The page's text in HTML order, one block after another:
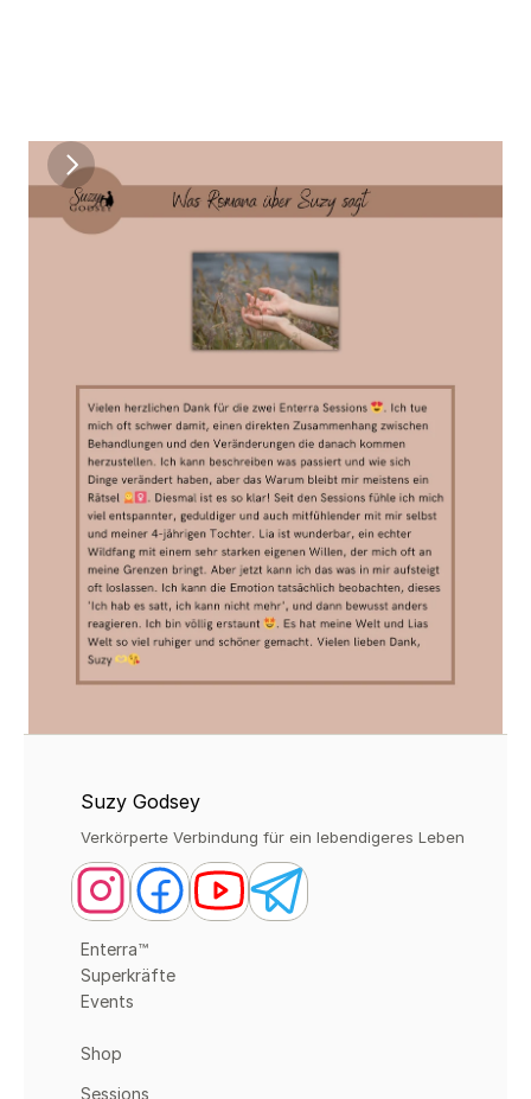
Suzy Godsey
Verkörperte Verbindung für ein lebendigeres Leben
Shop
Events
Superkräfte
Sessions
Enterra™